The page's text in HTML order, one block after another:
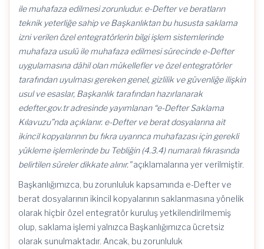
ile muhafaza edilmesi zorunludur. e-Defter ve beratların
teknik yeterliğe sahip ve Başkanlıktan bu hususta saklama
izni verilen özel entegratörlerin bilgi işlem sistemlerinde
muhafaza usulü ile muhafaza edilmesi sürecinde e-Defter
uygulamasına dâhil olan mükellefler ve özel entegratörler
tarafından uyulması gereken genel, gizlilik ve güvenliğe ilişkin
usul ve esaslar, Başkanlık tarafından hazırlanarak
edefter.gov.tr adresinde yayımlanan “e-Defter Saklama
Kılavuzu”nda açıklanır. e-Defter ve berat dosyalarına ait
ikincil kopyalarının bu fıkra uyarınca muhafazası için gerekli
yükleme işlemlerinde bu Tebliğin (4.3.4) numaralı fıkrasında
belirtilen süreler dikkate alınır.”açıklamalarına yer verilmiştir.
Başkanlığımızca, bu zorunluluk kapsamında e-Defter ve
berat dosyalarının ikincil kopyalarının saklanmasına yönelik
olarak hiçbir özel entegratör kuruluş yetkilendirilmemiş
olup, saklama işlemi yalnızca Başkanlığımızca ücretsiz
olarak sunulmaktadır. Ancak, bu zorunluluk